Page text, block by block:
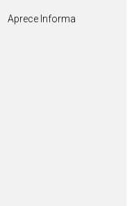
Aprece Informa